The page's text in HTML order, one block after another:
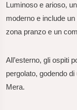
Luminoso e arioso,
moderno e include
zona pranzo e un
All’esterno, gli ospiti
pergolato, godendo
Mera.